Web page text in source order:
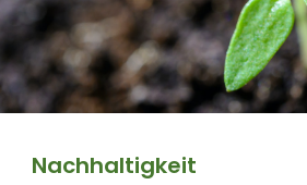
Nachhaltigkeit